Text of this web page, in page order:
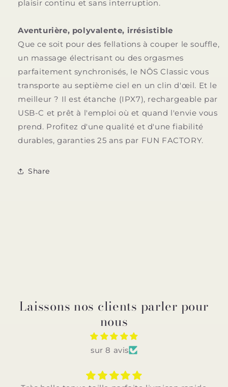
plaisir continu et sans interruption.
Aventurière, polyvalente, irrésistible
Que ce soit pour des fellations à couper le souffle,
un massage électrisant ou des orgasmes
parfaitement synchronisés, le NŌS Classic vous
transporte au septième ciel en un clin d'œil. Et le
meilleur ? Il est étanche (IPX7), rechargeable par
USB-C et prêt à l'emploi où et quand l'envie vous
prend. Profitez d'une qualité et d'une fiabilité
durables, garanties 25 ans par FUN FACTORY.
Share
Laissons nos clients parler pour
nous
sur 8 avis